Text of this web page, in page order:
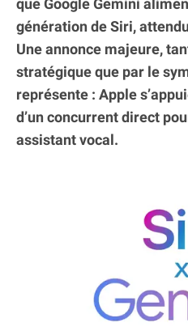
que Google Gemini
génération de Siri,
Une annonce majeure,
stratégique que par le
représente : Apple
d’un concurrent direct
assistant vocal.